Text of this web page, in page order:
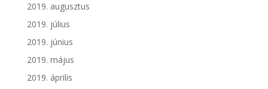
2019. augusztus
2019. július
2019. június
2019. május
2019. április